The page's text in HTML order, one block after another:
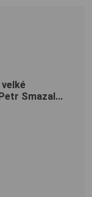
velké
Smazal...